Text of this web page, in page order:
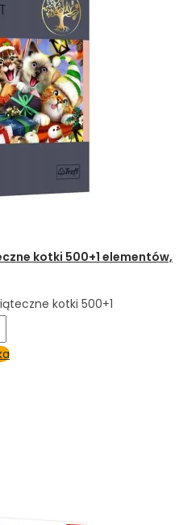
kotki 500+1 elementów,
kotki 500+1